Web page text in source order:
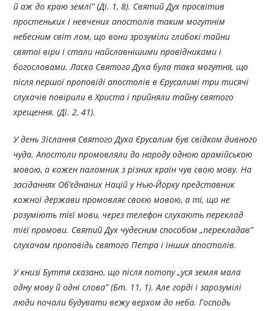
й аж до краю землі” (Ді. 1, 8). Святий Дух просвітив
простеньких і невчених апостолів таким могутнім
небесним світ лом, що вони зрозуміли глибокі тайни
святої віри і стали найславнішими провідниками і
богословами. Ласка Святого Духа була така могутня, що
після першої проповіді апостолів в Єрусалимі три тисячі
слухачів повірили в Христа і прийняли тайну святого
хрещення. (Ді. 2, 41).
У день Зіслання Святого Духа Єрусалим був свідком дивного
чуда. Апостоли промовляли до народу одною арамійською
мовою, а кожен паломник з різних країн чув свою мову. На
засіданнях Об’єднаних Націй у Нью-Йорку представник
кожної держави промовляє своєю мовою, а ті, що не
розуміють тієї мови, через телефон слухають переклад
тієї промови. Святий Дух чудесним способом „перекладав”
слухачам проповідь святого Петра і інших апостолів.
У книзі Буття сказано, що після потопу „уся земля мала
одну мову й одні слова” (Бт. 11, 1). Але горді і зарозумілі
люди почали будувати вежу верхом до неба. Господь